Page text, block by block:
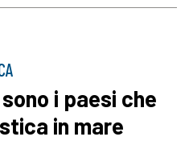
i paesi che
in mare